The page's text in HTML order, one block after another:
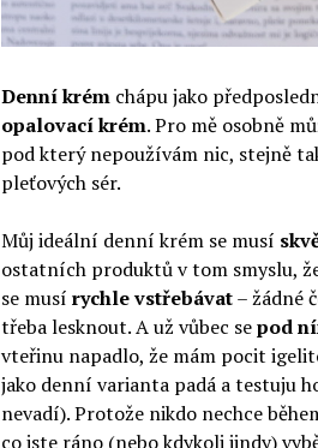
Denní krémchápu jako
opalovací krém. Pro mě osobně
pod který nepoužívám nic, stejně
pleťových sér.
Můj ideální denní krém se musí
ostatních produktů v tom smyslu,
se musí rychle vstřebávat– žádné
třeba lesknout. A už vůbec sepod
vteřinu napadlo, že mám pocit
jako denní varianta padá a testuju
nevadí). Protože nikdo nechce
co jste ráno (nebo kdykoli jindy)